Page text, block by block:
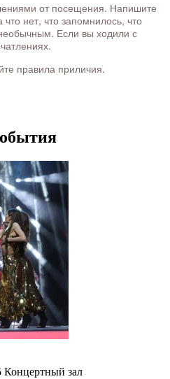
от посещения. Напишите
нет, что запомнилось, что
Если вы ходили с
правила приличия.
Концертный зал